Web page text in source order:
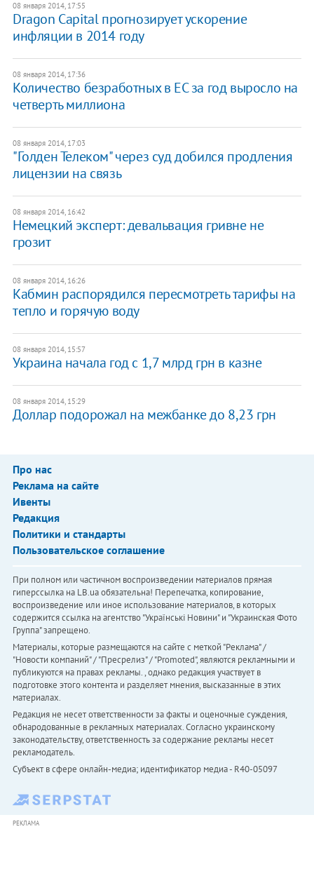
08 января 2014, 17:55
Dragon Capital прогнозирует ускорение
инфляции в 2014 году
08 января 2014, 17:36
Количество безработных в ЕС за год выросло на
четверть миллиона
08 января 2014, 17:03
"Голден Телеком" через суд добился продления
лицензии на связь
08 января 2014, 16:42
Немецкий эксперт: девальвация гривне не
грозит
08 января 2014, 16:26
Кабмин распорядился пересмотреть тарифы на
тепло и горячую воду
08 января 2014, 15:57
Украина начала год с 1,7 млрд грн в казне
08 января 2014, 15:29
Доллар подорожал на межбанке до 8,23 грн
Про нас
Реклама на сайте
Ивенты
Редакция
Политики и стандарты
Пользовательское соглашение
При полном или частичном воспроизведении материалов прямая
гиперссылка на LB.ua обязательна! Перепечатка, копирование,
воспроизведение или иное использование материалов, в которых
содержится ссылка на агентство "Українськi Новини" и "Украинская Фото
Группа" запрещено.
Материалы, которые размещаются на сайте с меткой "Реклама" /
"Новости компаний" / "Пресрелиз" / "Promoted", являются рекламными и
публикуются на правах рекламы. , однако редакция участвует в
подготовке этого контента и разделяет мнения, высказанные в этих
материалах.
Редакция не несет ответственности за факты и оценочные суждения,
обнародованные в рекламных материалах. Согласно украинскому
законодательству, ответственность за содержание рекламы несет
рекламодатель.
Субъект в сфере онлайн-медиа; идентификатор медиа - R40-05097
РЕКЛАМА